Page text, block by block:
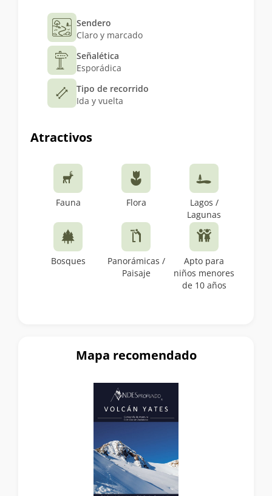
Sendero
Claro y marcado
Señalética
Esporádica
Tipo de recorrido
Ida y vuelta
Atractivos
Fauna Flora
Lagos /
Lagunas
Bosques
Panorámicas /
Paisaje
Apto para
niños menores
de 10 años
Mapa recomendado